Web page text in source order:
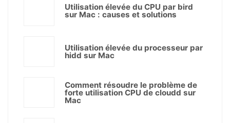
Utilisation élevée du CPU par bird
sur Mac : causes et solutions
Utilisation élevée du processeur par
hidd sur Mac
Comment résoudre le problème de
forte utilisation CPU de cloudd sur
Mac